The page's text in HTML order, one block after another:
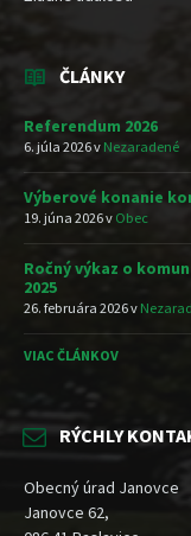
ČLÁNKY
Referendum 2026
6. júla 2026v Nezaradené
Výberové konanie
19. júna 2026v Obec
Ročný výkaz o
2025
26. februára 2026v
VIAC ČLÁNKOV
RÝCHLY
Obecný úrad Janovce
Janovce 62,